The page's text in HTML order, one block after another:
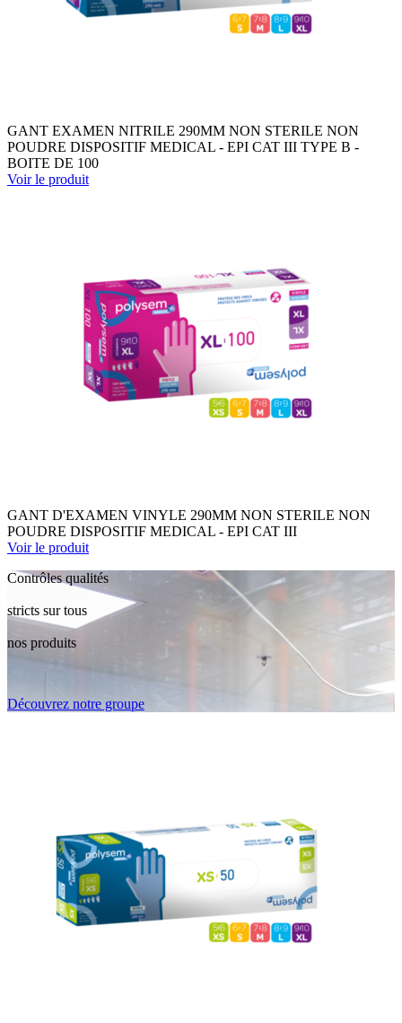
GANT EXAMEN NITRILE 290MM NON STERILE NON
POUDRE DISPOSITIF MEDICAL - EPI CAT III TYPE B -
BOITE DE 100
Voir le produit
GANT D'EXAMEN VINYLE 290MM NON STERILE NON
POUDRE DISPOSITIF MEDICAL - EPI CAT III
Voir le produit
Contrôles qualités
stricts sur tous
nos produits
Découvrez notre groupe